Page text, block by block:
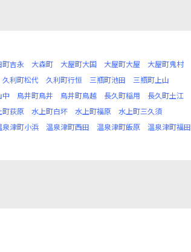
町吉永 大森町 大屋町大国 大屋町大屋
大屋町鬼村
久利町松代 久利町行恒 三瓶町池田
三瓶町上山
中 鳥井町鳥井 鳥井町鳥越 長久町稲用
長久町土江
町荻原 水上町白坏 水上町福原
水上町三久須
泉津町小浜 温泉津町西田 温泉津町飯原
温泉津町福田